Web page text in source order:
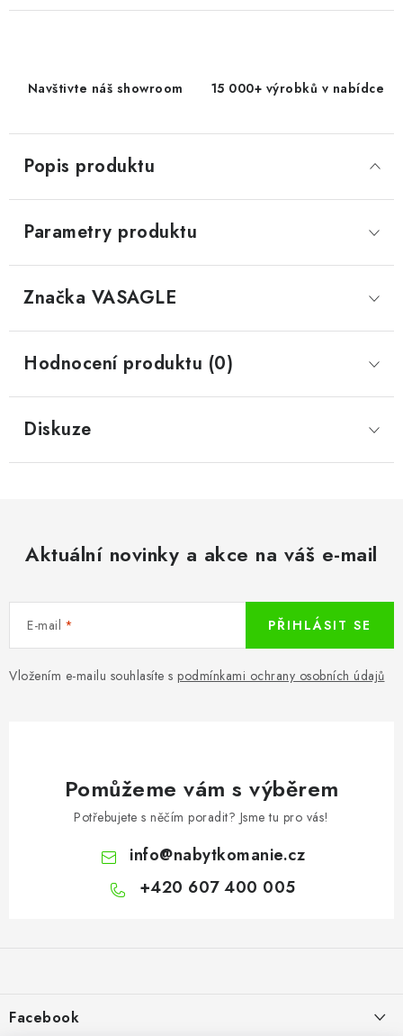
Navštivte náš showroom 15 000+ výrobků v nabídce
Popis produktu
Parametry produktu
Značka VASAGLE
Hodnocení produktu (0)
Diskuze
Aktuální novinky a akce na váš e-mail
E-mail
Vložením e-mailu souhlasíte s podmínkami ochrany osobních údajů
PŘIHLÁSIT SE
Pomůžeme vám s výběrem
Potřebujete s něčím poradit? Jsme tu pro vás!
info@nabytkomanie.cz
+420 607 400 005
aFacebook